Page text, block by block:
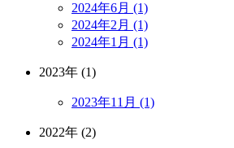
2024年6月 (1)
2024年2月 (1)
2024年1月 (1)
2023年 (1)
2023年11月 (1)
2022年 (2)